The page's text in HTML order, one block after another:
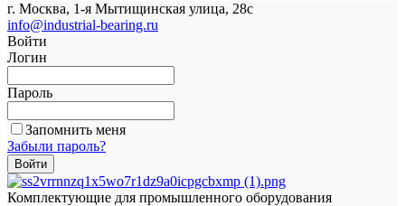
г. Москва, 1-я Мытищинская улица, 28с
info@industrial-bearing.ru
Войти
Логин
Пароль
Запомнить меня
Забыли пароль?
Комплектующие для промышленного оборудования